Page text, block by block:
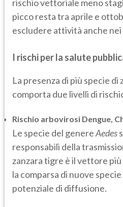
rischio vettoriale meno
picco resta tra aprile e
escludere attività anche
I rischi per la salute
La presenza di più specie di
comporta due livelli di
Rischio arbovirosi Dengue,
Le specie del genereAedes
responsabili della
zanzara tigre è il vettore
la comparsa di nuove
potenziale di diffusione.